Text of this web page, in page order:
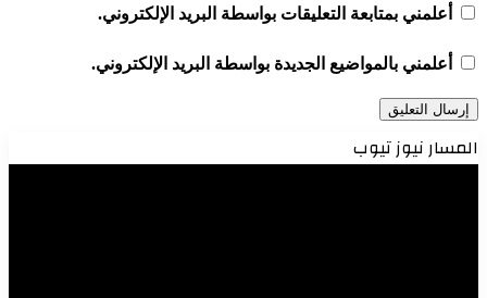
أعلمني بمتابعة التعليقات بواسطة البريد الإلكتروني.
أعلمني بالمواضيع الجديدة بواسطة البريد الإلكتروني.
المسار نيوز تيوب